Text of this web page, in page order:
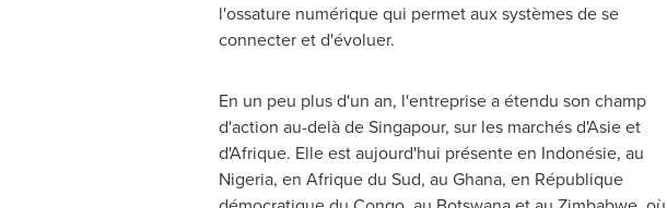
l'ossature numérique qui permet aux systèmes de se
connecter et d'évoluer.
En un peu plus d'un an, l'entreprise a étendu son champ
d'action au-delà de Singapour, sur les marchés d'Asie et
d'Afrique. Elle est aujourd'hui présente en Indonésie, au
Nigeria, en Afrique du Sud, au Ghana, en République